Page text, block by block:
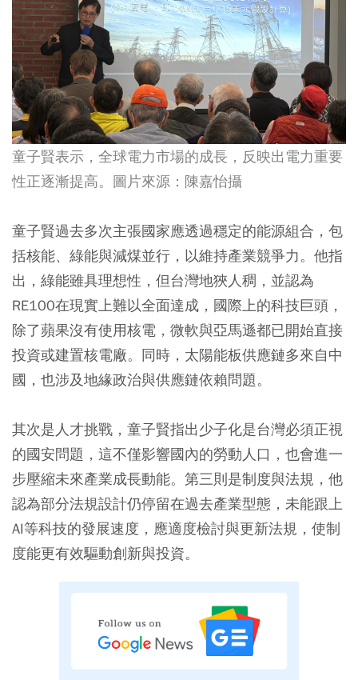
童子賢表示，全球電力市場的成長，反映出電力重要
性正逐漸提高。圖片來源：陳嘉怡攝
童子賢過去多次主張國家應透過穩定的能源組合，包
括核能、綠能與減煤並行，以維持產業競爭力。他指
出，綠能雖具理想性，但台灣地狹人稠，並認為
RE100在現實上難以全面達成，國際上的科技巨頭，
除了蘋果沒有使用核電，微軟與亞馬遜都已開始直接
投資或建置核電廠。同時，太陽能板供應鏈多來自中
國，也涉及地緣政治與供應鏈依賴問題。
其次是人才挑戰，童子賢指出少子化是台灣必須正視
的國安問題，這不僅影響國內的勞動人口，也會進一
步壓縮未來產業成長動能。第三則是制度與法規，他
認為部分法規設計仍停留在過去產業型態，未能跟上
AI等科技的發展速度，應適度檢討與更新法規，使制
度能更有效驅動創新與投資。